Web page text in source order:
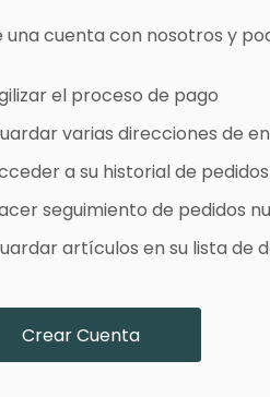
Catálogo De Colores
una cuenta con nosotros y
el proceso de pago
varias direcciones de
a su historial de pedidos
seguimiento de pedidos
artículos en su lista de
Crear Cuenta